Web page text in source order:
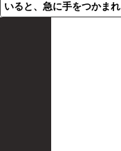
いると、急に手をつかまれ